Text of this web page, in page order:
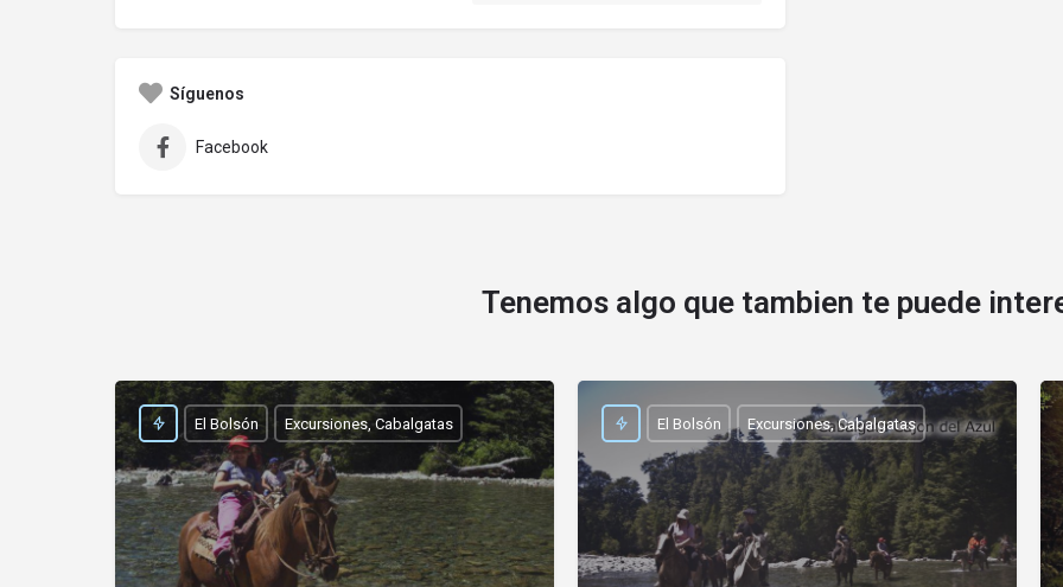
Síguenos
Facebook
Tenemos algo que tambien te puede
El Bolsón Excursiones, Cabalgatas El Bolsón Excursiones, Cabalgatas